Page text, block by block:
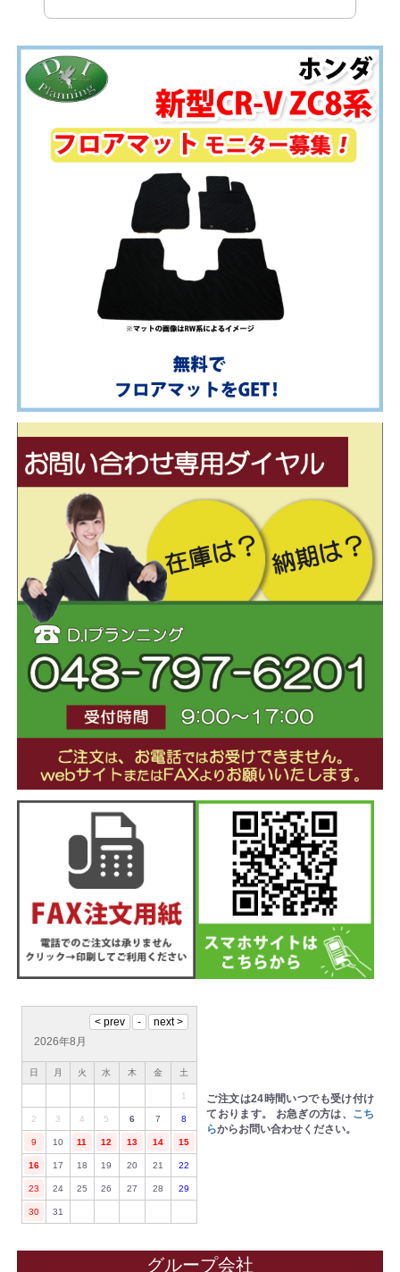
2026年8月
日 月 火 水 木 金 土
1
2 3 4 5 6 7 8
9 10 11 12 13 14 15
16 17 18 19 20 21 22
23 24 25 26 27 28 29
30 31
ご注文は24時間いつでも受け付け
ております。 お急ぎの方は、 こち
らからお問い合わせください。
グループ会社